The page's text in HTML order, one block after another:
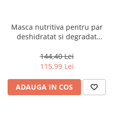
Masca nutritiva pentru par
deshidratat si degradat
Mask, 250 ml
144,40 Lei
115,99 Lei
ADAUGA IN COS